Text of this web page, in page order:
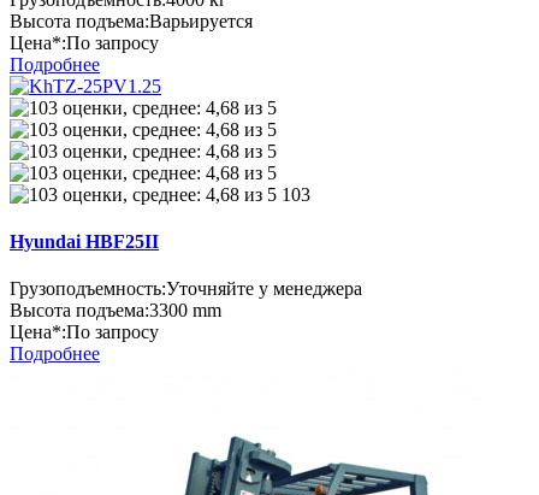
Высота подъема:Варьируется
Цена*:По запросу
Подробнее
103
Hyundai HBF25II
Грузоподъемность:Уточняйте у менеджера
Высота подъема:3300 mm
Цена*:По запросу
Подробнее